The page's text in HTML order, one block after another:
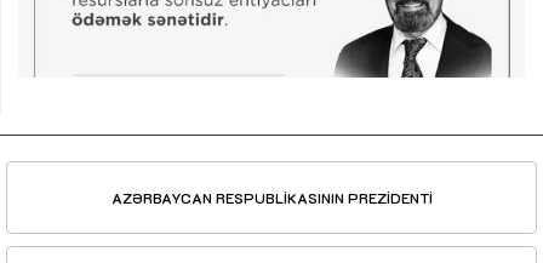
AZƏRBAYCAN RESPUBLİKASININ PREZİDENTİ